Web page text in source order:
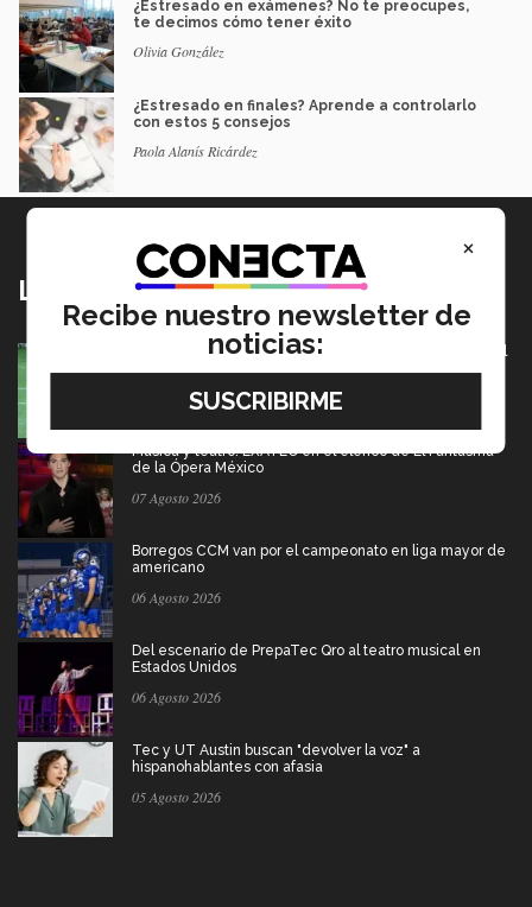
¿Estresado en exámenes? No te preocupes,
te decimos cómo tener éxito
Olivia González
¿Estresado en finales? Aprende a controlarlo
con estos 5 consejos
Paola Alanís Ricárdez
Lo más nuevo
México va por pase olímpico en mundial de flag football
07 Agosto 2026
Música y teatro: EXATEC en el elenco de El Fantasma
de la Ópera México
07 Agosto 2026
Borregos CCM van por el campeonato en liga mayor de
americano
06 Agosto 2026
Del escenario de PrepaTec Qro al teatro musical en
Estados Unidos
06 Agosto 2026
Tec y UT Austin buscan "devolver la voz" a
hispanohablantes con afasia
05 Agosto 2026
×
Recibe nuestro newsletter de
noticias: